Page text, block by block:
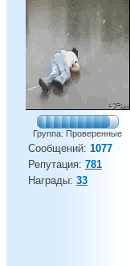
Группа: Проверенные
Сообщений: 1077
Репутация: 781
Награды: 33